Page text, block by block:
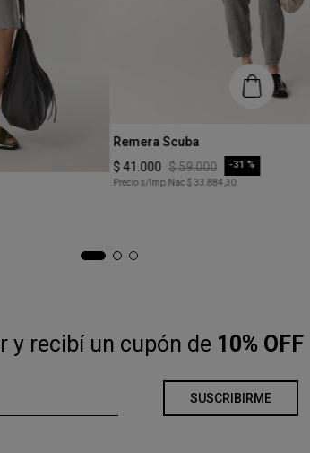
XS
Remera Scuba
$41 000 $59.000 -31 %
Precio s/Imp.Nac $ 33.884,30
y recibí un cupón de 10%
SUSCRIBIRME